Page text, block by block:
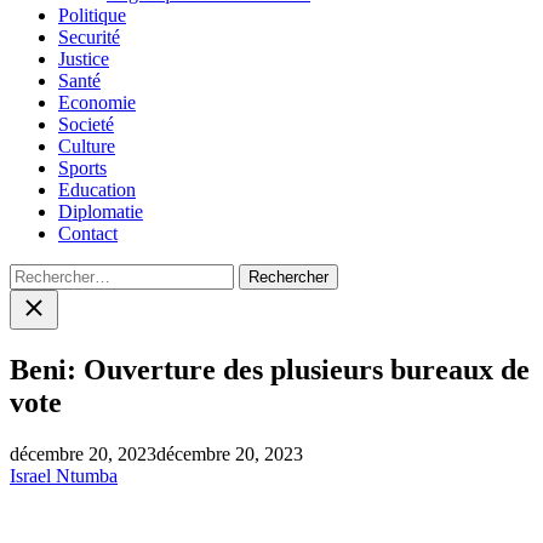
Politique
Securité
Justice
Santé
Economie
Societé
Culture
Sports
Education
Diplomatie
Contact
Rechercher :
Close
search
Beni: Ouverture des plusieurs bureaux de
vote
décembre 20, 2023décembre 20, 2023
Israel Ntumba